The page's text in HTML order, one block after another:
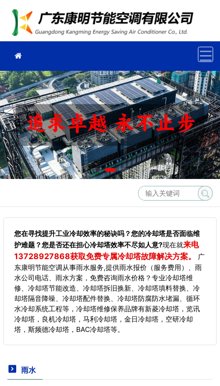
您在寻找提升工业冷却效率的秘诀吗？您的冷却塔是否面临维
护难题？您是否还在担心冷却塔效率不尽如人意?现在就来电
13728927868获取免费专属冷却塔故障解决方案。
广
东康明节能空调从事雨水服务,提供雨水报价（服务费用）、雨
水公司电话、雨水方案，免费咨询雨水价格？专业冷却塔维
修、冷却塔节能改造、冷却塔拆旧换新、冷却塔填料替换、冷
却塔隔音降噪、冷却塔配件替换、冷却塔防腐防水堵漏、循环
水冷却系统工程等，冷却塔维修保养品牌有新菱冷却塔，览讯
冷却塔，良机冷却塔，马利冷却塔，金日冷却塔，空研冷却
塔，斯频德冷却塔，BAC冷却塔等。
雨水